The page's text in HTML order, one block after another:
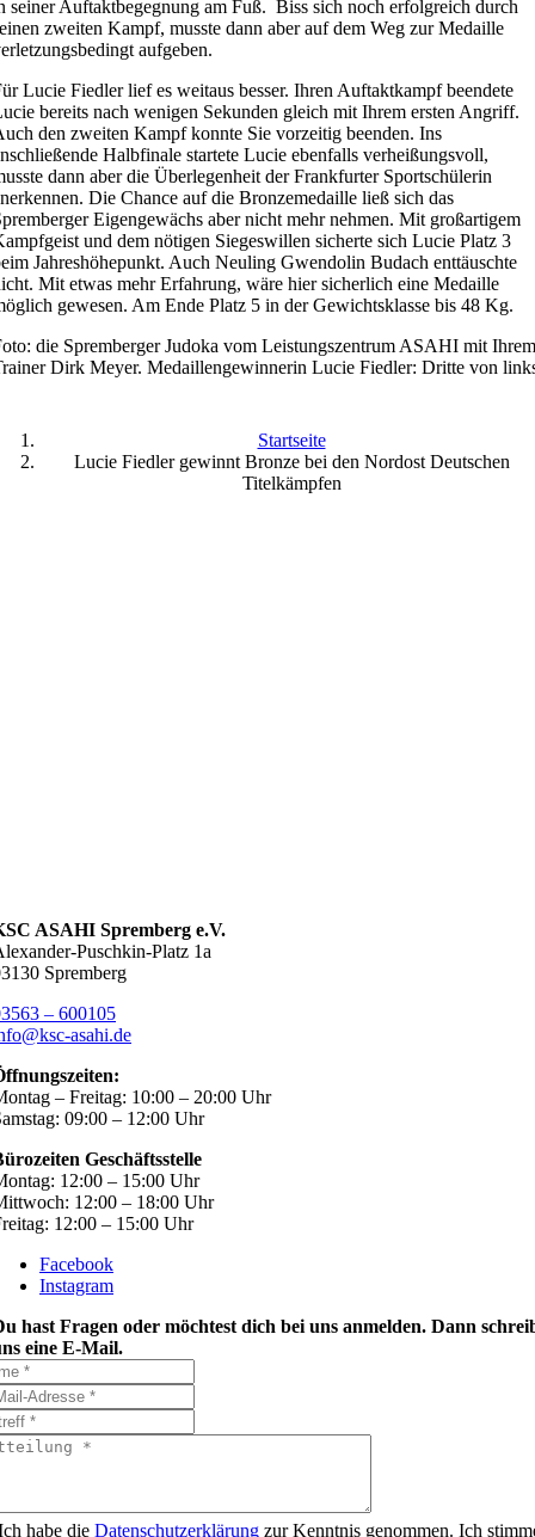
seiner Auftaktbegegnung am Fuß. Biss sich noch erfolgreich durch
zweiten Kampf, musste dann aber auf dem Weg zur Medaille
aufgeben.
Lucie Fiedler lief es weitaus besser. Ihren Auftaktkampf beendete
bereits nach wenigen Sekunden gleich mit Ihrem ersten Angriff.
den zweiten Kampf konnte Sie vorzeitig beenden. Ins
Halbfinale startete Lucie ebenfalls verheißungsvoll,
dann aber die Überlegenheit der Frankfurter Sportschülerin
Die Chance auf die Bronzemedaille ließ sich das
Eigengewächs aber nicht mehr nehmen. Mit großartigem
und dem nötigen Siegeswillen sicherte sich Lucie Platz 3
Jahreshöhepunkt. Auch Neuling Gwendolin Budach enttäuschte
Mit etwas mehr Erfahrung, wäre hier sicherlich eine Medaille
gewesen. Am Ende Platz 5 in der Gewichtsklasse bis 48 Kg.
die Spremberger Judoka vom Leistungszentrum ASAHI mit Ihrem
Dirk Meyer. Medaillengewinnerin Lucie Fiedler: Dritte von
Startseite
Lucie Fiedler gewinnt Bronze bei den Nordost Deutschen
Titelkämpfen
ASAHI Spremberg e.V.
Puschkin-Platz 1a
Spremberg
– 600105
asahi.de
– Freitag: 10:00 – 20:00 Uhr
09:00 – 12:00 Uhr
Geschäftsstelle
12:00 – 15:00 Uhr
12:00 – 18:00 Uhr
12:00 – 15:00 Uhr
Facebook
Instagram
hast Fragen oder möchtest dich bei uns anmelden. Dann
eine E-Mail.
habe die Datenschutzerklärung zur Kenntnis genommen. Ich